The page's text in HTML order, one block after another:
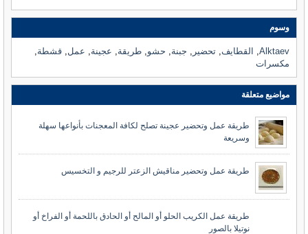
وسوم
Alktaev القطايف ,تحضير جبنة حشو ,طريقة عجينة عمل ,قشطة
مكسرات
مواضيع متعلقة
طريقة عمل وتحضير عجينة تصلح لكافة المعجنات بأنواعها سهلة
وسريعة
طريقة عمل وتحضير مناقيش الزعتر للرجيم و التخسيس
طريقة عمل الكريب الحلو أو المالح أو الحادق باللحمة أو الفراخ أو
نوتيلا بالصور